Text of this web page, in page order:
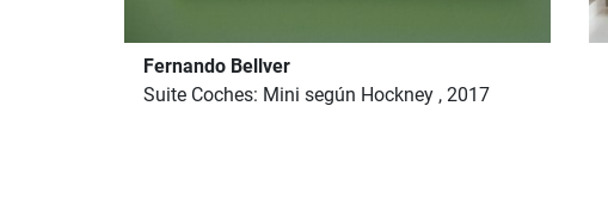
Fernando Bellver
Suite Coches: Mini según Hockney , 2017